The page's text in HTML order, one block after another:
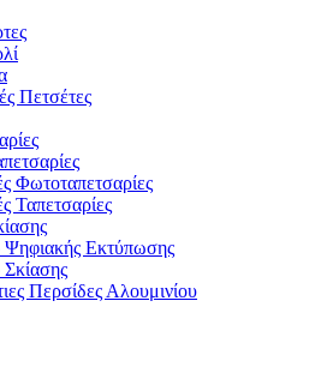
Πετσέτες
Φωτοταπετσαρίες
Ταπετσαρίες
Ψηφιακής Εκτύπωσης
Περσίδες Αλουμινίου